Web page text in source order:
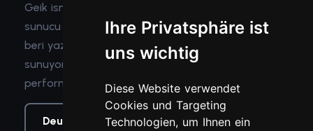
Ihre Privatsphäre ist
uns wichtig
Diese Website verwendet
Cookies und Targeting
Technologien, um Ihnen ein
Geik ismiyle bilindiğim bu piyasaya, 2016 yılında
sunucu açarak başladığım bu yolda 2018 yılından
beri yazılım ve minecraft içerikleri alanında hizmet
sunuyorum. Sunduğum hizmetler güç,
performans, güvenlik ve optimizasyon içeriyor.
Deutsch TL